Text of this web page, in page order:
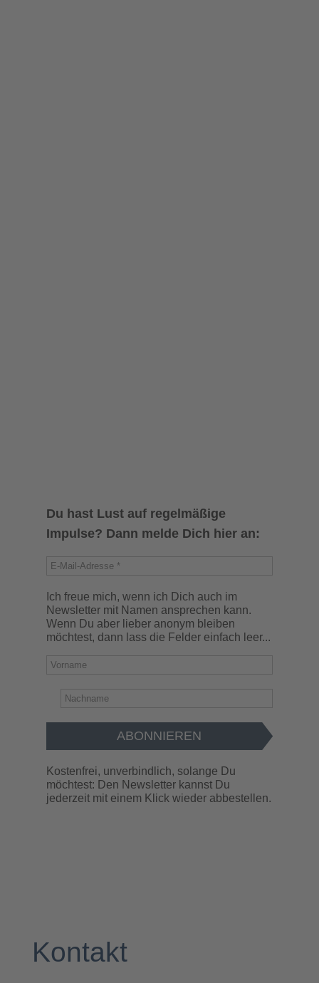
Du hast Lust auf regelmäßige
Impulse? Dann melde Dich hier an:
Ich freue mich, wenn ich Dich auch im
Newsletter mit Namen ansprechen kann.
Wenn Du aber lieber anonym bleiben
möchtest, dann lass die Felder einfach leer...
Kostenfrei, unverbindlich, solange Du
möchtest: Den Newsletter kannst Du
jederzeit mit einem Klick wieder abbestellen.
Kontakt